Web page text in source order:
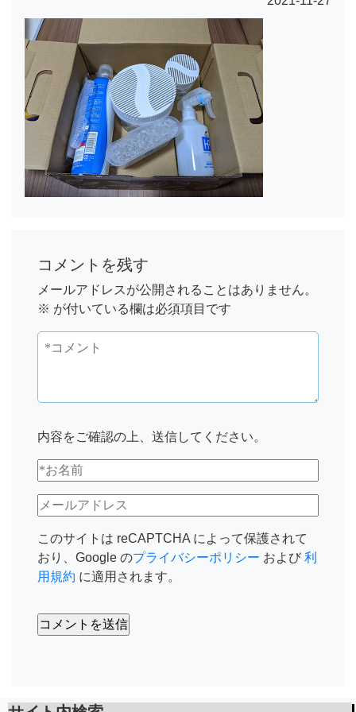
コメントを残す
メールアドレスが公開されることはありません。
※ が付いている欄は必須項目です
内容をご確認の上、送信してください。
このサイトは reCAPTCHA によって保護されて
おり、Google のプライバシーポリシー および 利
用規約 に適用されます。